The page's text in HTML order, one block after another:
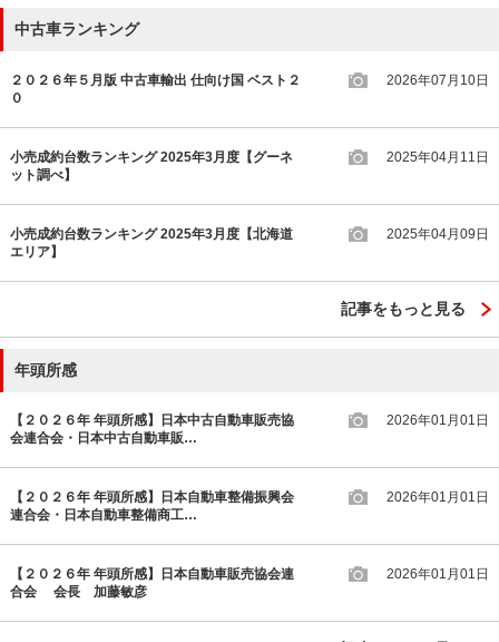
中古車ランキング
２０２６年５月版 中古車輸出 仕向け国 ベスト２
０
2026年07月10日
小売成約台数ランキング 2025年3月度【グーネ
ット調べ】
2025年04月11日
小売成約台数ランキング 2025年3月度【北海道
エリア】
2025年04月09日
記事をもっと見る
年頭所感
【２０２６年 年頭所感】日本中古自動車販売協
会連合会・日本中古自動車販…
2026年01月01日
【２０２６年 年頭所感】日本自動車整備振興会
連合会・日本自動車整備商工…
2026年01月01日
【２０２６年 年頭所感】日本自動車販売協会連
合会 会長 加藤敏彦
2026年01月01日